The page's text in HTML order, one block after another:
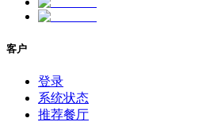
客户
登录
系统状态
推荐餐厅